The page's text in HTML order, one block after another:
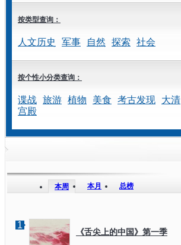
按类型查询：
人文历史 军事 自然 探索 社会
按个性小分类查询：
谍战 旅游 植物 美食 考古发现 大清
宫殿
本周 本月 总榜
1
《舌尖上的中国》第一季